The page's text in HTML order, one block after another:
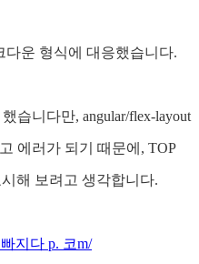
다운 형식에 대응했습니다.
습니다만, angular/flex-layout
에러가 되기 때문에, TOP
해 보려고 생각합니다.
지다 p. 코m/